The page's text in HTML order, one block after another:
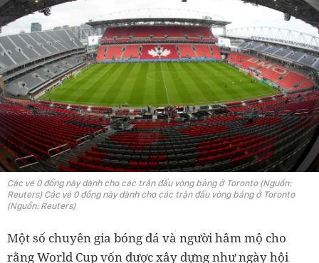
Các vé 0 đồng này dành cho các trận đấu vòng bảng ở Toronto (Nguồn:
Reuters) Các vé 0 đồng này dành cho các trận đấu vòng bảng ở Toronto
(Nguồn: Reuters)
Một số chuyên gia bóng đá và người hâm mộ cho
rằng World Cup vốn được xây dựng như ngày hội